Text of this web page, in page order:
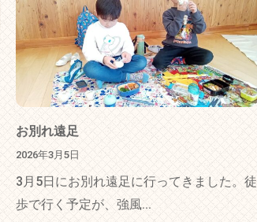
お別れ遠足
2026年3月5日
3月5日にお別れ遠足に行ってきました。徒
歩で行く予定が、強風...